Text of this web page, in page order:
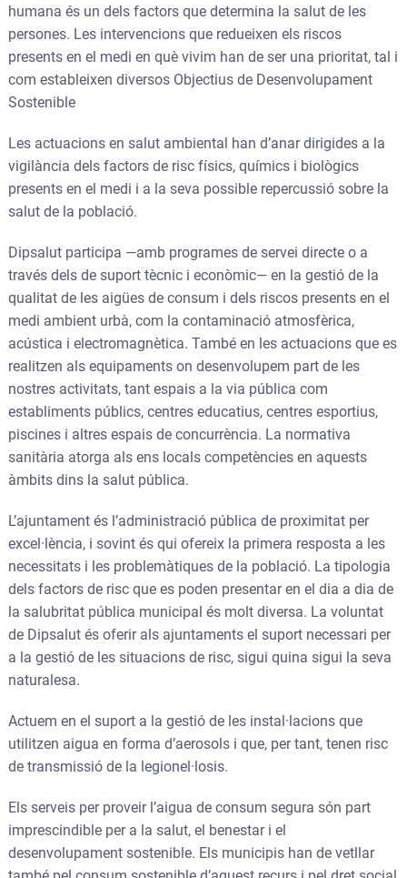
humana és un dels factors que determina la salut de les
persones. Les intervencions que redueixen els riscos
presents en el medi en què vivim han de ser una prioritat, tal i
com estableixen diversos Objectius de Desenvolupament
Sostenible
Les actuacions en salut ambiental han d’anar dirigides a la
vigilància dels factors de risc físics, químics i biològics
presents en el medi i a la seva possible repercussió sobre la
salut de la població.
Dipsalut participa —amb programes de servei directe o a
través dels de suport tècnic i econòmic— en la gestió de la
qualitat de les aigües de consum i dels riscos presents en el
medi ambient urbà, com la contaminació atmosfèrica,
acústica i electromagnètica. També en les actuacions que es
realitzen als equipaments on desenvolupem part de les
nostres activitats, tant espais a la via pública com
establiments públics, centres educatius, centres esportius,
piscines i altres espais de concurrència. La normativa
sanitària atorga als ens locals competències en aquests
àmbits dins la salut pública.
L’ajuntament és l’administració pública de proximitat per
excel·lència, i sovint és qui ofereix la primera resposta a les
necessitats i les problemàtiques de la població. La tipologia
dels factors de risc que es poden presentar en el dia a dia de
la salubritat pública municipal és molt diversa. La voluntat
de Dipsalut és oferir als ajuntaments el suport necessari per
a la gestió de les situacions de risc, sigui quina sigui la seva
naturalesa.
Actuem en el suport a la gestió de les instal·lacions que
utilitzen aigua en forma d’aerosols i que, per tant, tenen risc
de transmissió de la legionel·losis.
Els serveis per proveir l’aigua de consum segura són part
imprescindible per a la salut, el benestar i el
desenvolupament sostenible. Els municipis han de vetllar